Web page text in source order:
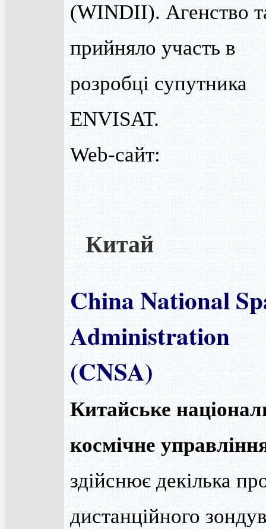
(WINDII). Агенство
прийняло участь в
розробці супутника
ENVISAT.
Web-сайт:
Китай
China National
Administration
(CNSA)
Китайське
космічне
здійснює декілька
дистанційного